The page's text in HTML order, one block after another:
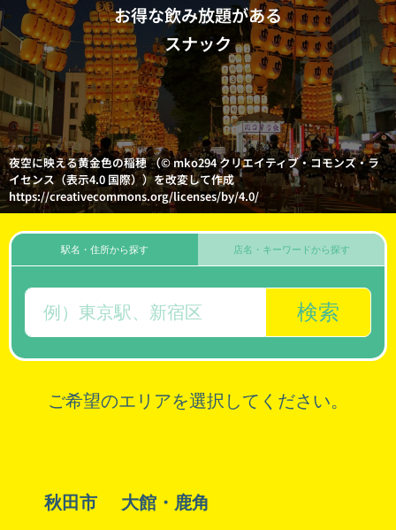
お得な飲み放題がある
スナック
夜空に映える黄金色の稲穂 （© mko294 クリエイティブ・コモンズ・ラ
イセンス（表示4.0 国際））を改変して作成
https://creativecommons.org/licenses/by/4.0/
駅名・住所から探す
検索
店名・キーワードから探す
ご希望のエリアを選択してください。
秋田市
大館・鹿角